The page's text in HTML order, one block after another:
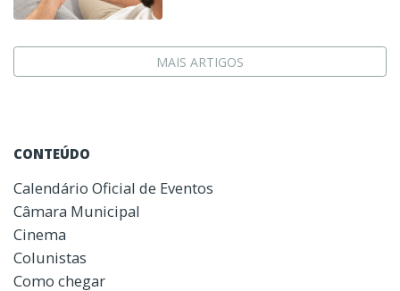
MAIS ARTIGOS
CONTEÚDO
Calendário Oficial de Eventos
Câmara Municipal
Cinema
Colunistas
Como chegar